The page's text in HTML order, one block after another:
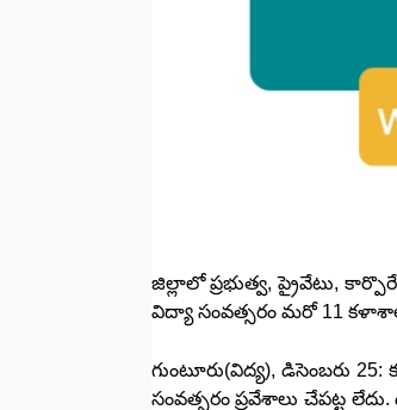
జిల్లాలో ప్రభుత్వ, ప్రైవేటు,
విద్యా సంవత్సరం మరో 11
గుంటూరు(విద్య), డిసెంబరు
సంవత్సరం ప్రవేశాలు చేపట్ట